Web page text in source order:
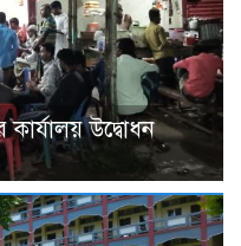
উদ্বোধন